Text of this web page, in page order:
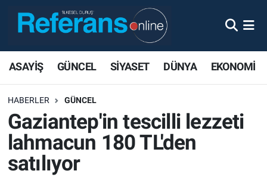
ASAYİŞ GÜNCEL SİYASET DÜNYA EKONOMİ
HABERLER GÜNCEL
Gaziantep'in tescilli lezzeti
lahmacun 180 TL'den
satılıyor